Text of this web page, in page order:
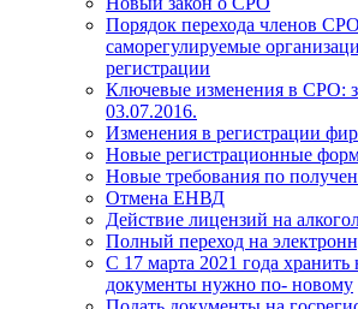
Порядок перехода членов
саморегулируемые
регистрации
Ключевые изменения в СРО:
03.07.2016.
Изменения в регистрации
Новые регистрационные
Новые требования по
Отмена ЕНВД
Действие лицензий на
Полный переход на
С 17 марта 2021 года хранить
документы нужно по- новому